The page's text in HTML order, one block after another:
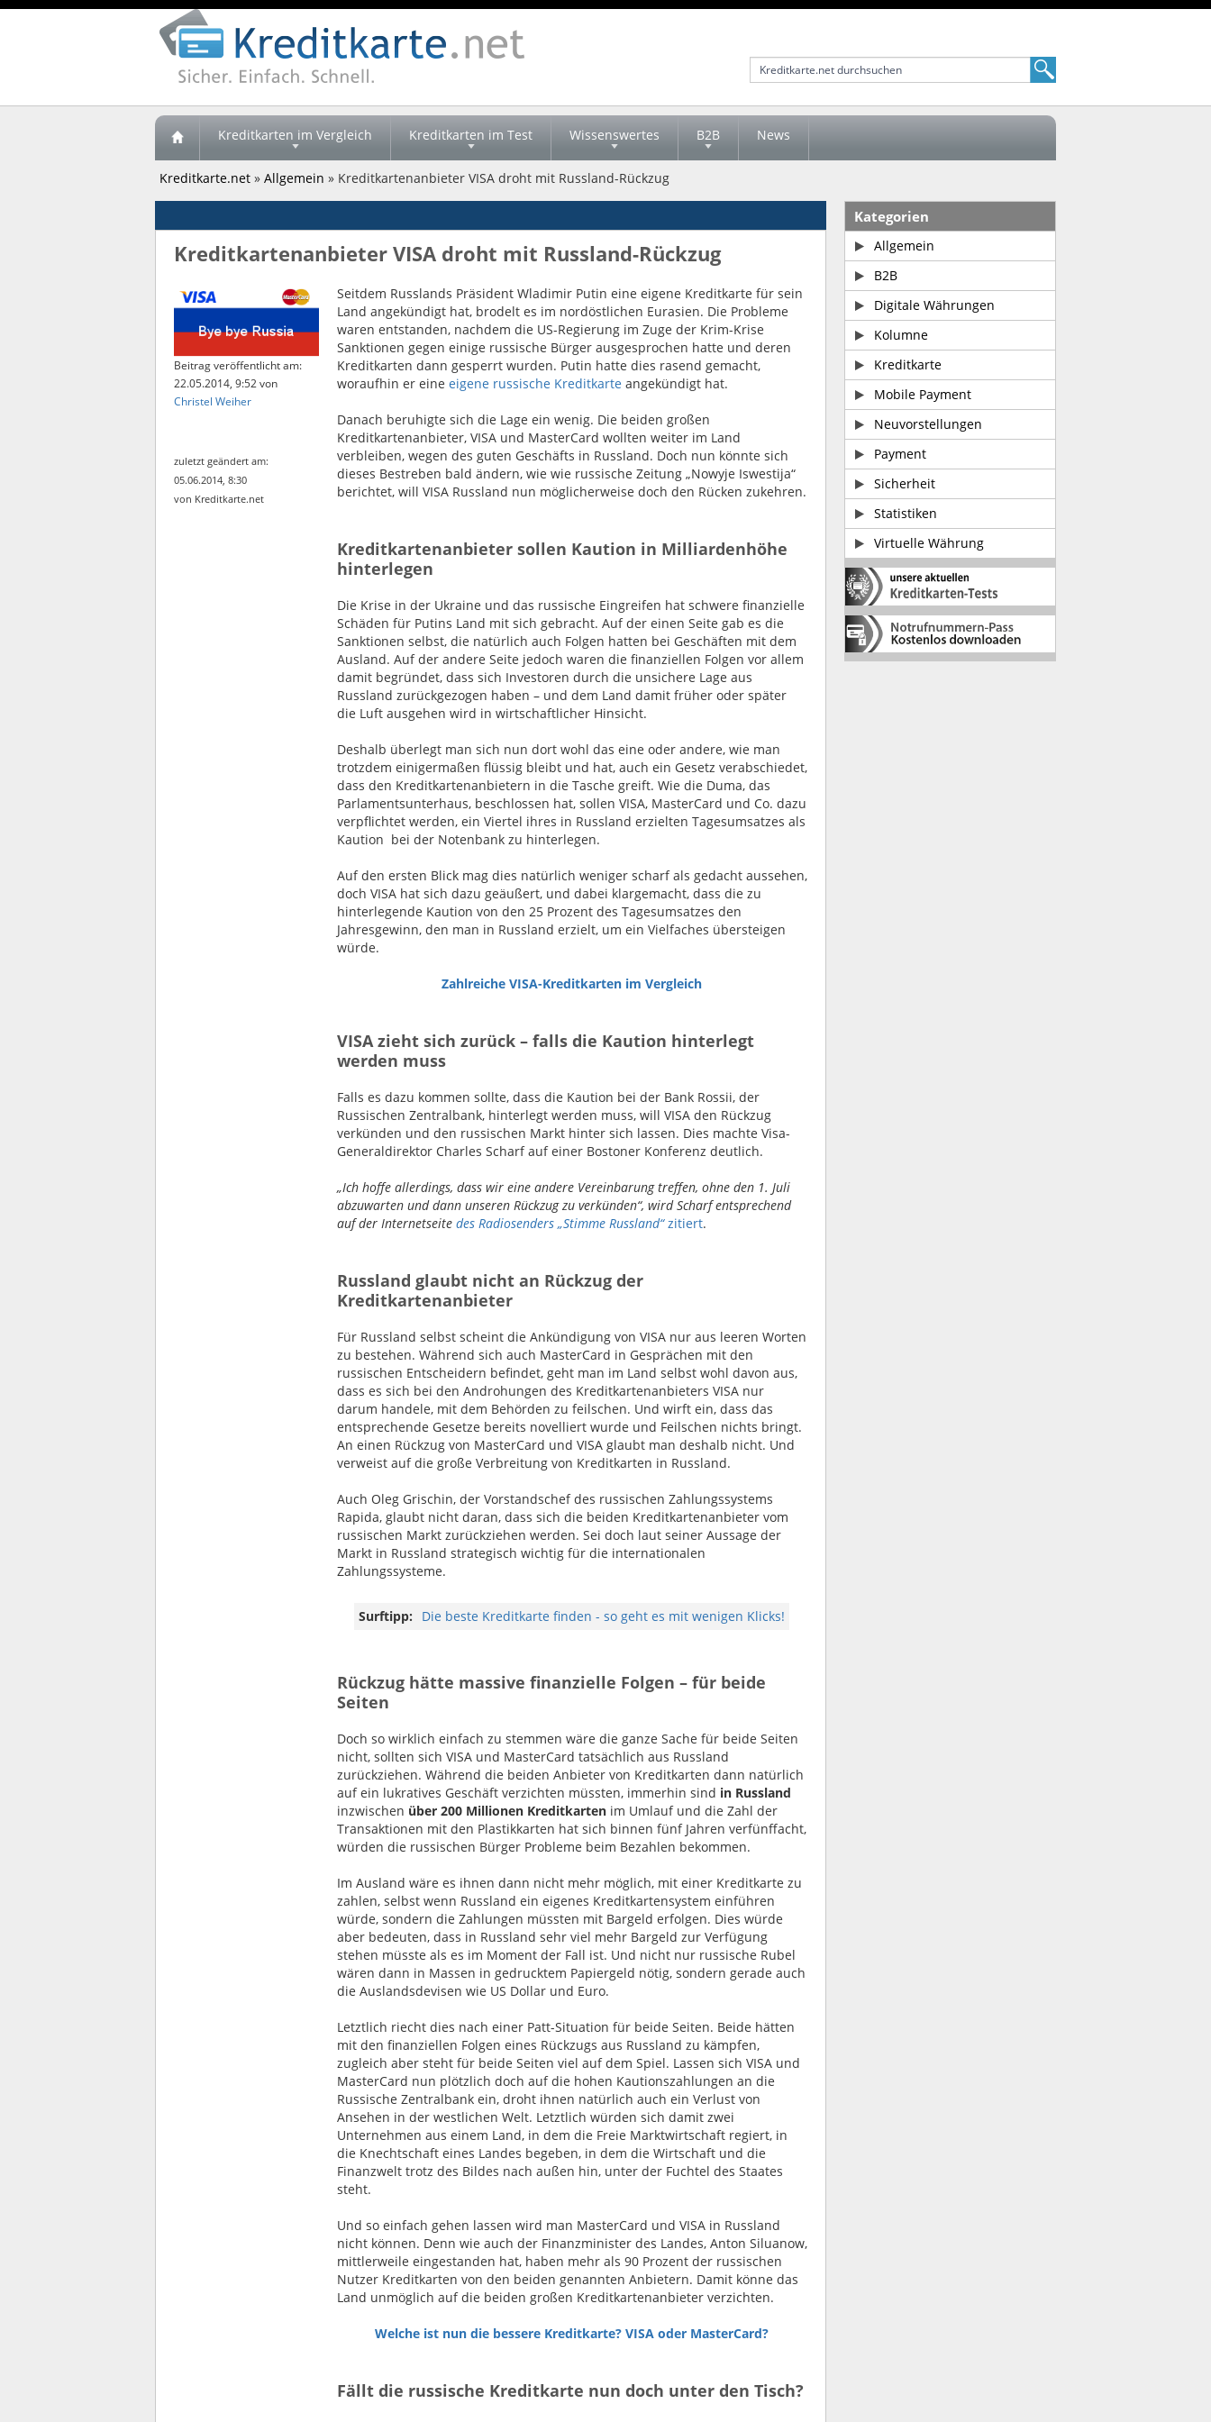
Kreditkarten im Vergleich Kreditkarten im Test Wissenswertes B2B News
Kreditkarte.net » Allgemein » Kreditkartenanbieter VISA droht mit Russland-Rückzug
Kreditkartenanbieter VISA droht mit Russland-Rückzug
Beitrag veröffentlicht am:
22.05.2014, 9:52von
Christel Weiher
zuletzt geändert am:
05.06.2014, 8:30
von Kreditkarte.net
Seitdem Russlands Präsident Wladimir Putin eine eigene Kreditkarte für sein
Land angekündigt hat, brodelt es im nordöstlichen Eurasien. Die Probleme
waren entstanden, nachdem die US-Regierung im Zuge der Krim-Krise
Sanktionen gegen einige russische Bürger ausgesprochen hatte und deren
Kreditkarten dann gesperrt wurden. Putin hatte dies rasend gemacht,
woraufhin er eine eigene russische Kreditkarte angekündigt hat.
Danach beruhigte sich die Lage ein wenig. Die beiden großen
Kreditkartenanbieter, VISA und MasterCard wollten weiter im Land
verbleiben, wegen des guten Geschäfts in Russland. Doch nun könnte sich
dieses Bestreben bald ändern, wie wie russische Zeitung „Nowyje Iswestija“
berichtet, will VISA Russland nun möglicherweise doch den Rücken zukehren.
Kreditkartenanbieter sollen Kaution in Milliardenhöhe
hinterlegen
Die Krise in der Ukraine und das russische Eingreifen hat schwere finanzielle
Schäden für Putins Land mit sich gebracht. Auf der einen Seite gab es die
Sanktionen selbst, die natürlich auch Folgen hatten bei Geschäften mit dem
Ausland. Auf der andere Seite jedoch waren die finanziellen Folgen vor allem
damit begründet, dass sich Investoren durch die unsichere Lage aus
Russland zurückgezogen haben – und dem Land damit früher oder später
die Luft ausgehen wird in wirtschaftlicher Hinsicht.
Deshalb überlegt man sich nun dort wohl das eine oder andere, wie man
trotzdem einigermaßen flüssig bleibt und hat, auch ein Gesetz verabschiedet,
dass den Kreditkartenanbietern in die Tasche greift. Wie die Duma, das
Parlamentsunterhaus, beschlossen hat, sollen VISA, MasterCard und Co. dazu
verpflichtet werden, ein Viertel ihres in Russland erzielten Tagesumsatzes als
Kaution bei der Notenbank zu hinterlegen.
Auf den ersten Blick mag dies natürlich weniger scharf als gedacht aussehen,
doch VISA hat sich dazu geäußert, und dabei klargemacht, dass die zu
hinterlegende Kaution von den 25 Prozent des Tagesumsatzes den
Jahresgewinn, den man in Russland erzielt, um ein Vielfaches übersteigen
würde.
Zahlreiche VISA-Kreditkarten im Vergleich
VISA zieht sich zurück – falls die Kaution hinterlegt
werden muss
Falls es dazu kommen sollte, dass die Kaution bei der Bank Rossii, der
Russischen Zentralbank, hinterlegt werden muss, will VISA den Rückzug
verkünden und den russischen Markt hinter sich lassen. Dies machte Visa-
Generaldirektor Charles Scharf auf einer Bostoner Konferenz deutlich.
„Ich hoffe allerdings, dass wir eine andere Vereinbarung treffen, ohne den 1. Juli
abzuwarten und dann unseren Rückzug zu verkünden“, wird Scharf entsprechend
auf der Internetseite des Radiosenders „Stimme Russland“zitiert.
Russland glaubt nicht an Rückzug der
Kreditkartenanbieter
Für Russland selbst scheint die Ankündigung von VISA nur aus leeren Worten
zu bestehen. Während sich auch MasterCard in Gesprächen mit den
russischen Entscheidern befindet, geht man im Land selbst wohl davon aus,
dass es sich bei den Androhungen des Kreditkartenanbieters VISA nur
darum handele, mit dem Behörden zu feilschen. Und wirft ein, dass das
entsprechende Gesetze bereits novelliert wurde und Feilschen nichts bringt.
An einen Rückzug von MasterCard und VISA glaubt man deshalb nicht. Und
verweist auf die große Verbreitung von Kreditkarten in Russland.
Auch Oleg Grischin, der Vorstandschef des russischen Zahlungssystems
Rapida, glaubt nicht daran, dass sich die beiden Kreditkartenanbieter vom
russischen Markt zurückziehen werden. Sei doch laut seiner Aussage der
Markt in Russland strategisch wichtig für die internationalen
Zahlungssysteme.
Surftipp: Die beste Kreditkarte finden - so geht es mit wenigen Klicks!
Rückzug hätte massive finanzielle Folgen – für beide
Seiten
Doch so wirklich einfach zu stemmen wäre die ganze Sache für beide Seiten
nicht, sollten sich VISA und MasterCard tatsächlich aus Russland
zurückziehen. Während die beiden Anbieter von Kreditkarten dann natürlich
auf ein lukratives Geschäft verzichten müssten, immerhin sind in Russland
inzwischen über 200 Millionen Kreditkartenim Umlauf und die Zahl der
Transaktionen mit den Plastikkarten hat sich binnen fünf Jahren verfünffacht,
würden die russischen Bürger Probleme beim Bezahlen bekommen.
Im Ausland wäre es ihnen dann nicht mehr möglich, mit einer Kreditkarte zu
zahlen, selbst wenn Russland ein eigenes Kreditkartensystem einführen
würde, sondern die Zahlungen müssten mit Bargeld erfolgen. Dies würde
aber bedeuten, dass in Russland sehr viel mehr Bargeld zur Verfügung
stehen müsste als es im Moment der Fall ist. Und nicht nur russische Rubel
wären dann in Massen in gedrucktem Papiergeld nötig, sondern gerade auch
die Auslandsdevisen wie US Dollar und Euro.
Letztlich riecht dies nach einer Patt-Situation für beide Seiten. Beide hätten
mit den finanziellen Folgen eines Rückzugs aus Russland zu kämpfen,
zugleich aber steht für beide Seiten viel auf dem Spiel. Lassen sich VISA und
MasterCard nun plötzlich doch auf die hohen Kautionszahlungen an die
Russische Zentralbank ein, droht ihnen natürlich auch ein Verlust von
Ansehen in der westlichen Welt. Letztlich würden sich damit zwei
Unternehmen aus einem Land, in dem die Freie Marktwirtschaft regiert, in
die Knechtschaft eines Landes begeben, in dem die Wirtschaft und die
Finanzwelt trotz des Bildes nach außen hin, unter der Fuchtel des Staates
steht.
Und so einfach gehen lassen wird man MasterCard und VISA in Russland
nicht können. Denn wie auch der Finanzminister des Landes, Anton Siluanow,
mittlerweile eingestanden hat, haben mehr als 90 Prozent der russischen
Nutzer Kreditkarten von den beiden genannten Anbietern. Damit könne das
Land unmöglich auf die beiden großen Kreditkartenanbieter verzichten.
Welche ist nun die bessere Kreditkarte? VISA oder MasterCard?
Fällt die russische Kreditkarte nun doch unter den Tisch?
Kategorien
Allgemein
B2B
Digitale Währungen
Kolumne
Kreditkarte
Mobile Payment
Neuvorstellungen
Payment
Sicherheit
Statistiken
Virtuelle Währung